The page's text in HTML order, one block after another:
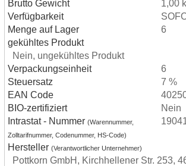
Brutto Gewicht
1,00
Verfügbarkeit
Menge auf Lager
6
gekühltes Produkt
Nein, ungekühltes Produkt
Verpackungseinheit
6
Steuersatz
7 %
EAN Code
BIO-zertifiziert
Nein
Intrastat - Nummer (Warennummer,
Zolltarifnummer, Codenummer, HS-Code)
Hersteller (Verantwortlicher Unternehmer)
Pottkorn GmbH, Kirchhellener Str. 253,